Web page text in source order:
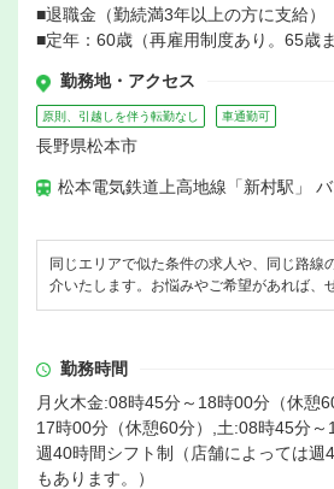
■退職金（勤続満3年以上の方に支給）
■定年：60歳（再雇用制度あり。65歳ま
勤務地・アクセス
原則、引越しを伴う転勤なし 車通勤可
長野県松本市
松本電気鉄道上高地線「新村駅」
同じエリアで似た条件の求人や、同じ路線
介いたします。お悩みやご希望があれば、
勤務時間
月火木金:08時45分～18時00分（休憩
17時00分（休憩60分）,土:08時45分～
週40時間シフト制（店舗によっては週
もあります。）